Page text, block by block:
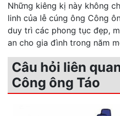
Những kiêng kị này không
linh của lễ cúng ông Công
duy trì các phong tục đẹp,
an cho gia đình trong năm
Câu hỏi liên
Công ông Táo